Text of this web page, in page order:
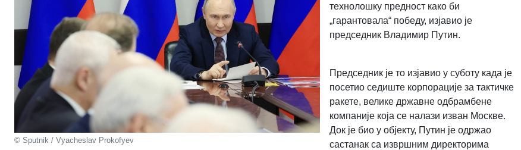
© Sputnik / Vyacheslav Prokofyev
технолошку предност како би
„гарантовала“ победу, изјавио је
председник Владимир Путин.
Председник је то изјавио у суботу када је
посетио седиште корпорације за тактичке
ракете, велике државне одбрамбене
компаније која се налази изван Москве.
Док је био у објекту, Путин је одржао
састанак са извршним директорима